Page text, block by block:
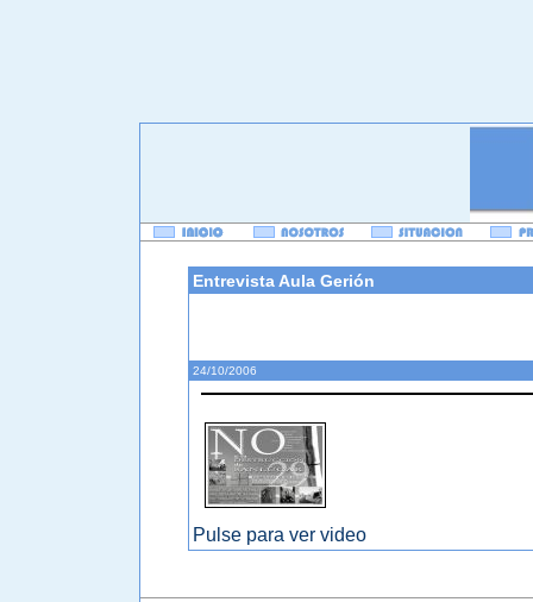
Entrevista Aula Gerión
24/10/2006
Pulse para ver video